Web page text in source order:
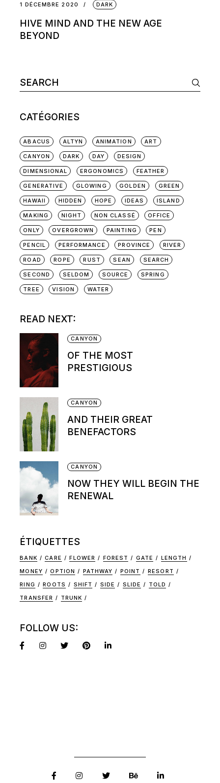
1 DÉCEMBRE 2020 DARK
HIVE MIND AND THE NEW AGE
BEYOND
Search
for:
CATÉGORIES
ABACUS ALTYN ANIMATION ART
CANYON DARK DAY DESIGN
DIMENSIONAL ERGONOMICS FEATHER
GENERATIVE GLOWING GOLDEN GREEN
HAWAII HIDDEN HOPE IDEAS ISLAND
MAKING NIGHT NON CLASSÉ OFFICE
ONLY OVERGROWN PAINTING PEN
PENCIL PERFORMANCE PROVINCE RIVER
ROAD ROPE RUST SEAN SEARCH
SECOND SELDOM SOURCE SPRING
TREE VISION WATER
READ NEXT:
CANYON
OF THE MOST
PRESTIGIOUS
CANYON
AND THEIR GREAT
BENEFACTORS
CANYON
NOW THEY WILL BEGIN THE
RENEWAL
ÉTIQUETTES
BANK CARE FLOWER FOREST GATE
LENGTH
MONEY
OPTION PATHWAY POINT
RESORT
RING
ROOTS SHIFT SIDE SLIDE
TOLD
TRANSFER
TRUNK
FOLLOW US: